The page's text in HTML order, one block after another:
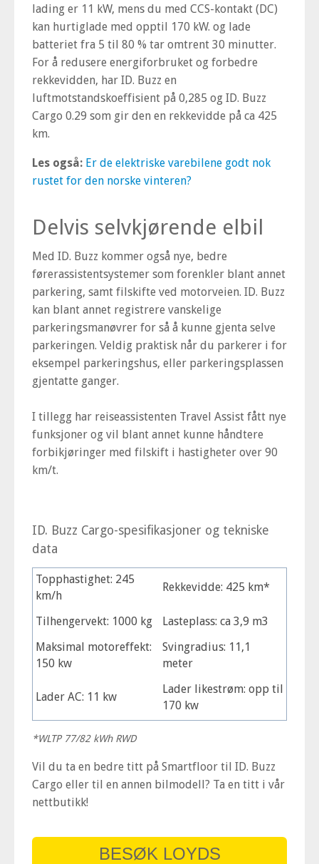
lading er 11 kW, mens du med CCS-kontakt (DC)
kan hurtiglade med opptil 170 kW. og lade
batteriet fra 5 til 80 % tar omtrent 30 minutter.
For å redusere energiforbruket og forbedre
rekkevidden, har ID. Buzz en
luftmotstandskoeffisient på 0,285 og ID. Buzz
Cargo 0.29 som gir den en rekkevidde på ca 425
km.
Les også: Er de elektriske varebilene godt nok
rustet for den norske vinteren?
Delvis selvkjørende elbil
Med ID. Buzz kommer også nye, bedre
førerassistentsystemer som forenkler blant annet
parkering, samt filskifte ved motorveien. ID. Buzz
kan blant annet registrere vanskelige
parkeringsmanøvrer for så å kunne gjenta selve
parkeringen. Veldig praktisk når du parkerer i for
eksempel parkeringshus, eller parkeringsplassen
gjentatte ganger.
I tillegg har reiseassistenten Travel Assist fått nye
funksjoner og vil blant annet kunne håndtere
forbikjøringer med filskift i hastigheter over 90
km/t.
ID. Buzz Cargo-spesifikasjoner og tekniske
data
Topphastighet: 245
km/h
Rekkevidde: 425 km*
Tilhengervekt: 1000 kg
Lasteplass: ca 3,9 m3
Maksimal motoreffekt:
150 kw
Svingradius: 11,1
meter
Lader AC: 11 kw
Lader likestrøm: opp til
170 kw
*WLTP 77/82 kWh RWD
Vil du ta en bedre titt på Smartfloor til ID. Buzz
Cargo eller til en annen bilmodell? Ta en titt i vår
nettbutikk!
BESØK LOYDS